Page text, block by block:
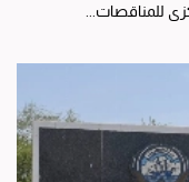
للمناقصات...